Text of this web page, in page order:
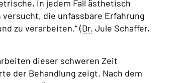
in jedem Fall ästhetisch
die unfassbare Erfahrung
zu verarbeiten.“ (Dr. Jule Schaffer,
dieser schweren Zeit
der Behandlung zeigt. Nach dem